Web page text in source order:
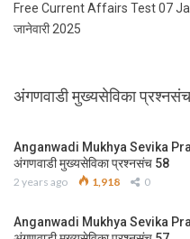
Free Current Affairs Test 07
जानेवारी 2025
अंगणवाडी मुख्यसेविका प्रश्नसंच
Anganwadi Mukhya Sevika
अंगणवाडी मुख्यसेविका प्रश्नसंच 58
2 years ago 1,918 0
Anganwadi Mukhya Sevika